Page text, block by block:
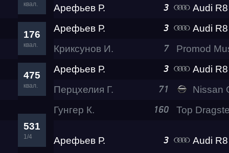
квал. Арефьев Р. 3 Audi R8
176
квал.
Арефьев Р. 3
Audi R8
Криксунов И.
7
475
квал.
Арефьев Р. 3
Audi R8
Перцхелия Г.
71 Nissan GTR (R35)
531
1/4
Гунгер К. 160
Арефьев Р. 3 Audi R8